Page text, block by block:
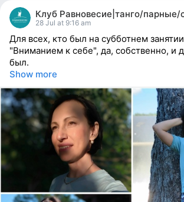
person
reacted
28 Jul at 9:16 am
Для всех, кто был на субботнем
"Вниманием к себе", да, собственно, и
был.
Show more